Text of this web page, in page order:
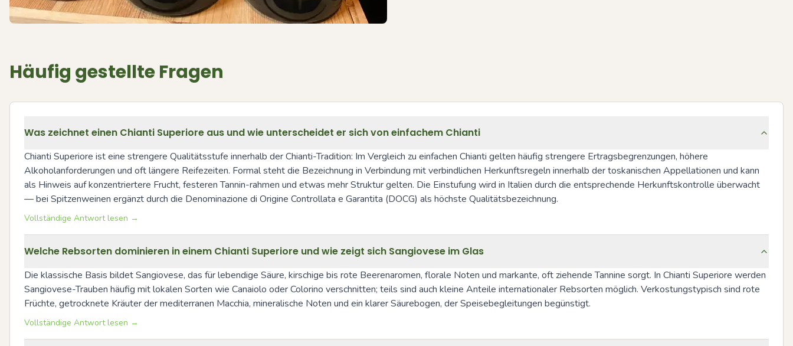
Häufig gestellte Fragen
Was zeichnet einen Chianti Superiore aus und wie unterscheidet er sich von einfachem Chianti
Chianti Superiore ist eine strengere Qualitätsstufe innerhalb der Chianti-Tradition: Im Vergleich zu einfachen Chianti gelten häufig strengere Ertragsbegrenzungen, höhere
Alkoholanforderungen und oft längere Reifezeiten. Formal steht die Bezeichnung in Verbindung mit verbindlichen Herkunftsregeln innerhalb der toskanischen Appellationen und kann
als Hinweis auf konzentriertere Frucht, festeren Tannin-rahmen und etwas mehr Struktur gelten. Die Einstufung wird in Italien durch die entsprechende Herkunftskontrolle überwacht
— bei Spitzenweinen ergänzt durch die Denominazione di Origine Controllata e Garantita (DOCG) als höchste Qualitätsbezeichnung.
Vollständige Antwort lesen →
Welche Rebsorten dominieren in einem Chianti Superiore und wie zeigt sich Sangiovese im Glas
Die klassische Basis bildet Sangiovese, das für lebendige Säure, kirschige bis rote Beerenaromen, florale Noten und markante, oft ziehende Tannine sorgt. In Chianti Superiore werden
Sangiovese-Trauben häufig mit lokalen Sorten wie Canaiolo oder Colorino verschnitten; teils sind auch kleine Anteile internationaler Rebsorten möglich. Verkostungstypisch sind rote
Früchte, getrocknete Kräuter der mediterranen Macchia, mineralische Noten und ein klarer Säurebogen, der Speisebegleitungen begünstigt.
Vollständige Antwort lesen →